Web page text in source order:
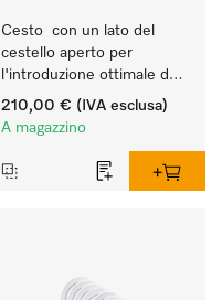
Cesto  con un lato del
cestello aperto per
l'introduzione ottimale dei
vassoi.
210,00 € (IVA esclusa)
A magazzino